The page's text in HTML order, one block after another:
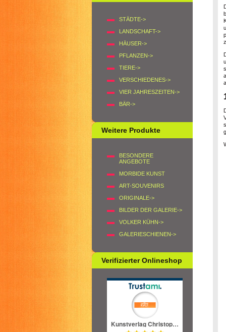
STÄDTE->
LANDSCHAFT->
HÄUSER->
PFLANZEN->
TIERE->
VERSCHIEDENES->
VIER JAHRESZEITEN->
BÄR->
Weitere Produkte
BESONDERE
ANGEBOTE
MORBIDE KUNST
ART-SOUVENIRS
ORIGINALE->
BILDER DER GALERIE->
VOLKER KÜHN->
GALERIESCHIENEN->
Verifizierter Onlineshop